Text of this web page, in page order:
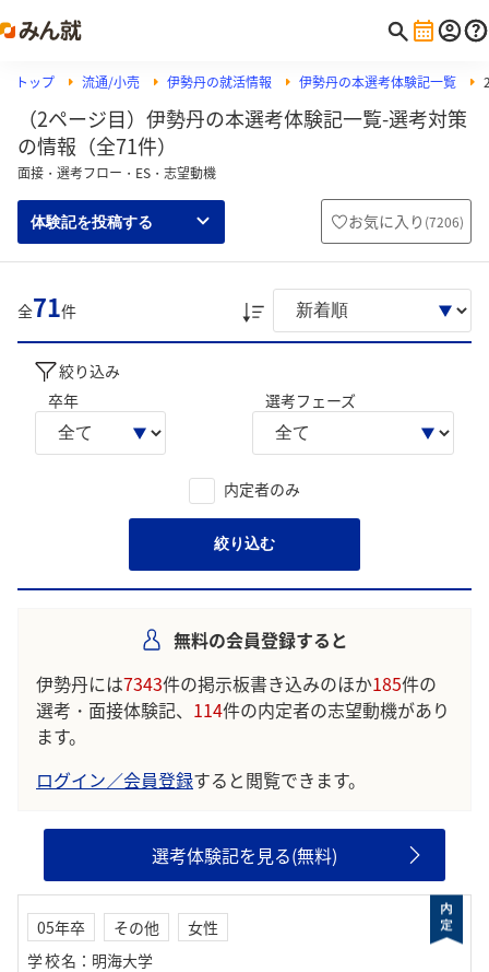
トップ 流通/小売 伊勢丹の就活情報 伊勢丹の本選考体験記一覧
（2ページ目）伊勢丹の本選考体験記一覧-選考対策
の情報（全71件）
面接・選考フロー・ES・志望動機
体験記を投稿する お気に入り (7206)
全71件
絞り込み
卒年
選考フェーズ
内定者のみ
絞り込む
無料の会員登録すると
伊勢丹には7343件の掲示板書き込みのほか185件の
選考・面接体験記、 114件の内定者の志望動機があり
ます。
ログイン／会員登録すると閲覧できます。
選考体験記を見る(無料)
05年卒 その他
女性
学校名 ： 明海大学